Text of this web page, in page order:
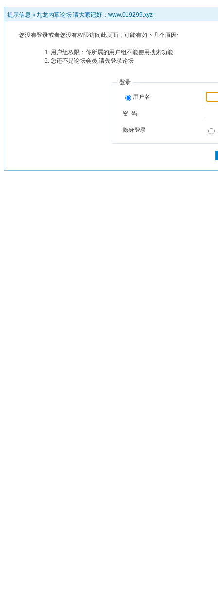
提示信息 » 九龙内幕论坛 请大家记好：www.019299.xyz
您没有登录或者您没有权限访问此页面，可能有如下几个原因:
用户组权限：你所属的用户组不能使用搜索功能
您还不是论坛会员,请先登录论坛
登录
用户名
密 码
隐身登录